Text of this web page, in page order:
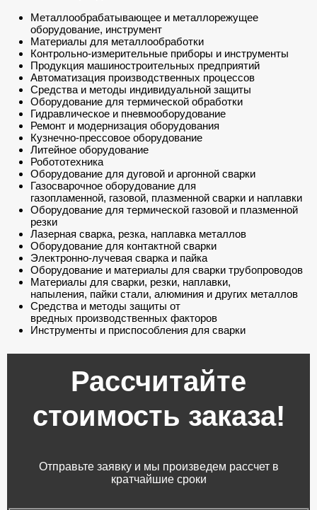
Металлообрабатывающее и металлорежущее
оборудование, инструмент
Материалы для металлообработки
Контрольно-измерительные приборы и инструменты
Продукция машиностроительных предприятий
Автоматизация производственных процессов
Средства и методы индивидуальной защиты
Оборудование для термической обработки
Гидравлическое и пневмооборудование
Ремонт и модернизация оборудования
Кузнечно-прессовое оборудование
Литейное оборудование
Робототехника
Оборудование для дуговой и аргонной сварки
Газосварочное оборудование для
газопламенной, газовой, плазменной сварки и наплавки
Оборудование для термической газовой и плазменной
резки
Лазерная сварка, резка, наплавка металлов
Оборудование для контактной сварки
Электронно-лучевая сварка и пайка
Оборудование и материалы для сварки трубопроводов
Материалы для сварки, резки, наплавки,
напыления, пайки стали, алюминия и других металлов
Средства и методы защиты от
вредных производственных факторов
Инструменты и приспособления для сварки
Рассчитайте
стоимость заказа!
Отправьте заявку и мы произведем рассчет в
кратчайшие сроки